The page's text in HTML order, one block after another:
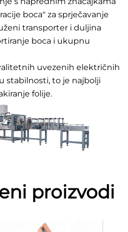
boca" za sprječavanje
transporter i duljina
boca i ukupnu
uvezenih električnih
stabilnosti, to je najbolji
folije.
proizvodi